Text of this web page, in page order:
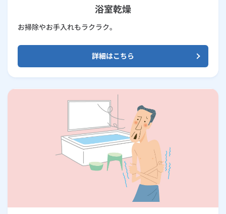
浴室乾燥
お掃除やお手入れもラクラク。
詳細はこちら